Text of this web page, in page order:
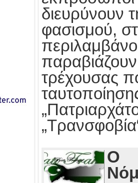
διευρύνουν
φασισμού,
τρέχουσας
Ο